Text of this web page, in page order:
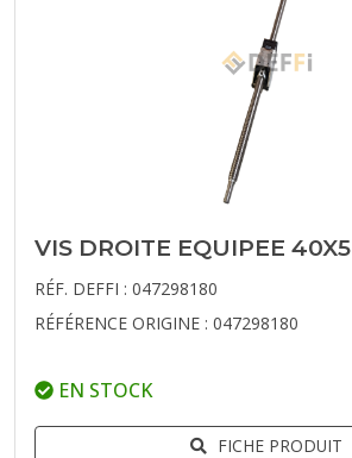
VIS DROITE EQUIPEE 40X5
RÉF. DEFFI : 047298180
RÉFÉRENCE ORIGINE : 047298180
EN STOCK
FICHE PRODUIT